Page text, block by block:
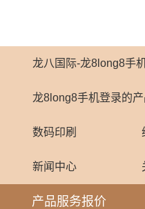
龙八国际-龙8long8手
龙8long8手机登录的
数码印刷
新闻中心
产品服务报价